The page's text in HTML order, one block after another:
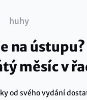
huhy
na
měsíc v
od svého vydání